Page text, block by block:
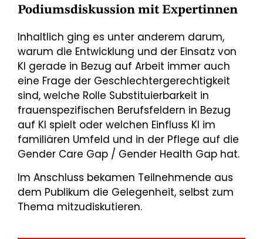
Podiumsdiskussion mit Expertinnen
Inhaltlich ging es unter anderem darum,
warum die Entwicklung und der Einsatz von
KI gerade in Bezug auf Arbeit immer auch
eine Frage der Geschlechtergerechtigkeit
sind, welche Rolle Substituierbarkeit in
frauenspezifischen Berufsfeldern in Bezug
auf KI spielt oder welchen Einfluss KI im
familiären Umfeld und in der Pflege auf die
Gender Care Gap / Gender Health Gap hat.
Im Anschluss bekamen Teilnehmende aus
dem Publikum die Gelegenheit, selbst zum
Thema mitzudiskutieren.